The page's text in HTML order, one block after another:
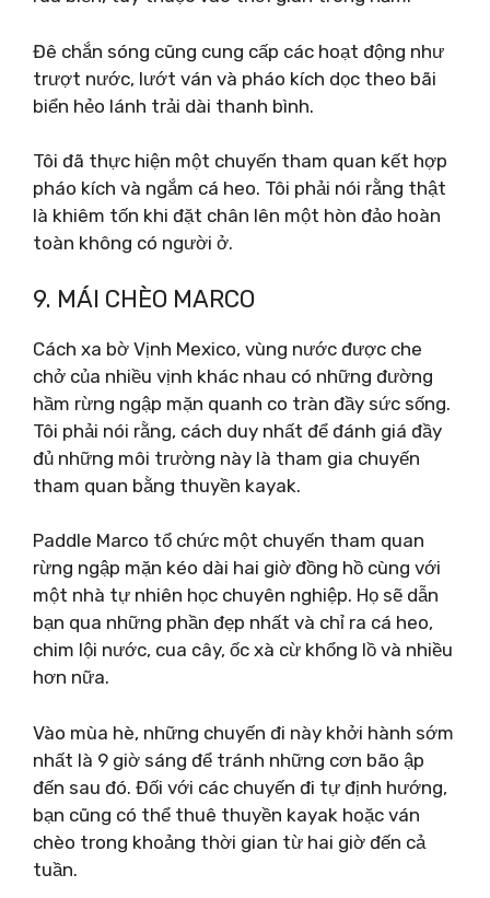
Đê chắn sóng cũng cung cấp các hoạt động như
trượt nước, lướt ván và pháo kích dọc theo bãi
biển hẻo lánh trải dài thanh bình.
Tôi đã thực hiện một chuyến tham quan kết hợp
pháo kích và ngắm cá heo. Tôi phải nói rằng thật
là khiêm tốn khi đặt chân lên một hòn đảo hoàn
toàn không có người ở.
9. MÁI CHÈO MARCO
Cách xa bờ Vịnh Mexico, vùng nước được che
chở của nhiều vịnh khác nhau có những đường
hầm rừng ngập mặn quanh co tràn đầy sức sống.
Tôi phải nói rằng, cách duy nhất để đánh giá đầy
đủ những môi trường này là tham gia chuyến
tham quan bằng thuyền kayak.
Paddle Marco tổ chức một chuyến tham quan
rừng ngập mặn kéo dài hai giờ đồng hồ cùng với
một nhà tự nhiên học chuyên nghiệp. Họ sẽ dẫn
bạn qua những phần đẹp nhất và chỉ ra cá heo,
chim lội nước, cua cây, ốc xà cừ khổng lồ và nhiều
hơn nữa.
Vào mùa hè, những chuyến đi này khởi hành sớm
nhất là 9 giờ sáng để tránh những cơn bão ập
đến sau đó. Đối với các chuyến đi tự định hướng,
bạn cũng có thể thuê thuyền kayak hoặc ván
chèo trong khoảng thời gian từ hai giờ đến cả
tuần.